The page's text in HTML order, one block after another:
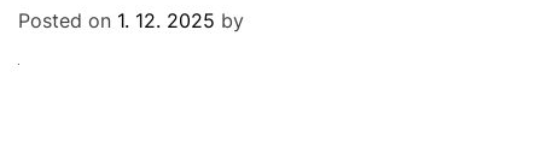
Posted on 1. 12. 2025 by